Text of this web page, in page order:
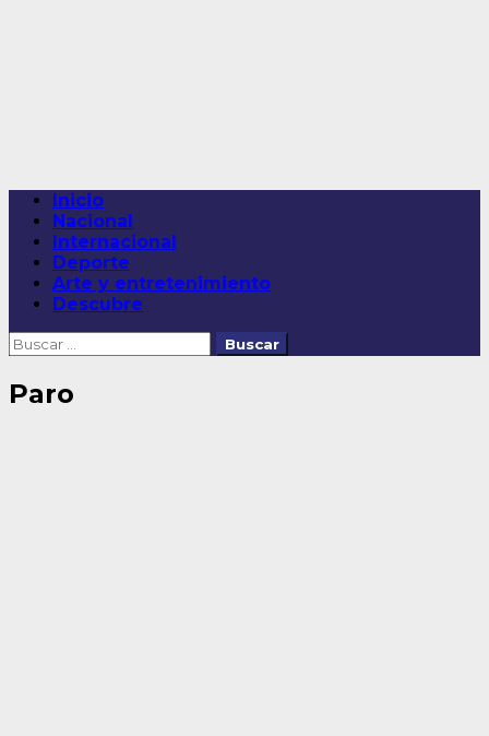
Menú
principal
Inicio
Nacional
Internacional
Deporte
Arte y entretenimiento
Descubre
Buscar:
Paro